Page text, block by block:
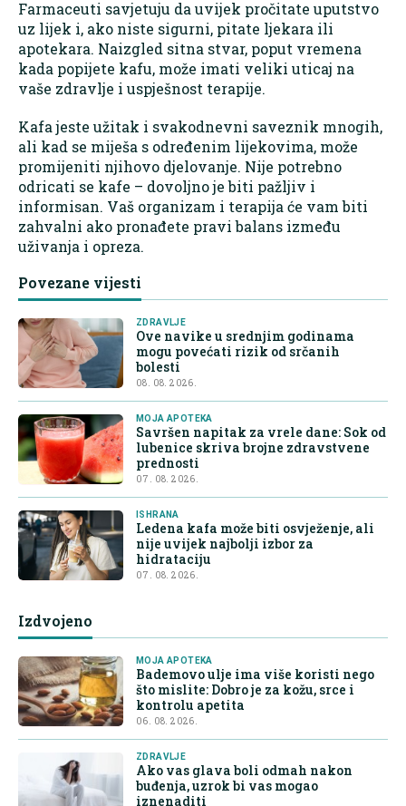
Farmaceuti savjetuju da uvijek pročitate uputstvo
uz lijek i, ako niste sigurni, pitate ljekara ili
apotekara. Naizgled sitna stvar, poput vremena
kada popijete kafu, može imati veliki uticaj na
vaše zdravlje i uspješnost terapije.
Kafa jeste užitak i svakodnevni saveznik mnogih,
ali kad se miješa s određenim lijekovima, može
promijeniti njihovo djelovanje. Nije potrebno
odricati se kafe – dovoljno je biti pažljiv i
informisan. Vaš organizam i terapija će vam biti
zahvalni ako pronađete pravi balans između
uživanja i opreza.
Povezane vijesti
ZDRAVLJE
Ove navike u srednjim godinama
mogu povećati rizik od srčanih
bolesti
08. 08. 2026.
MOJA APOTEKA
Savršen napitak za vrele dane: Sok od
lubenice skriva brojne zdravstvene
prednosti
07. 08. 2026.
ISHRANA
Ledena kafa može biti osvježenje, ali
nije uvijek najbolji izbor za
hidrataciju
07. 08. 2026.
Izdvojeno
MOJA APOTEKA
Bademovo ulje ima više koristi nego
što mislite: Dobro je za kožu, srce i
kontrolu apetita
06. 08. 2026.
ZDRAVLJE
Ako vas glava boli odmah nakon
buđenja, uzrok bi vas mogao
iznenaditi